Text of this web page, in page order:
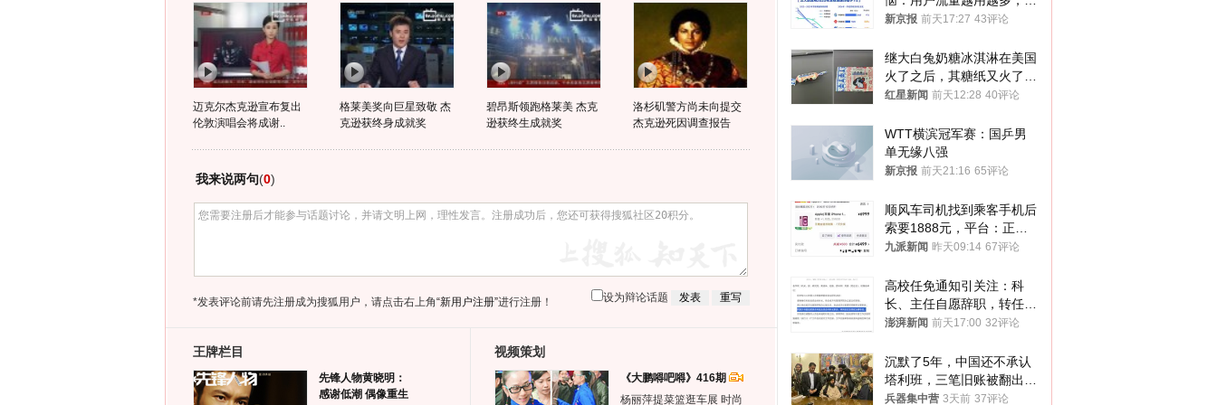
迈克尔杰克逊宣布复出
伦敦演唱会将成谢..
格莱美奖向巨星致敬 杰
克逊获终身成就奖
碧昂斯领跑格莱美 杰克
逊获终生成就奖
洛杉矶警方尚未向提交
杰克逊死因调查报告
我来说两句(0)
*发表评论前请先注册成为搜狐用户，请点击右上角“新用户注册”进行注册！ 设为辩论话题
王牌栏目
先锋人物黄晓明：
感谢低潮 偶像重生
视频策划
《大鹏嘚吧嘚》416期
杨丽萍提菜篮逛车展 时尚
入却越来越少
新京报 前天17:27 43评论
继大白兔奶糖冰淇淋在美国
火了之后，其糖纸又火了！
海外博主盛赞：平面设计经
红星新闻 前天12:28 40评论
WTT横滨冠军赛：国乒男
单无缘八强
新京报 前天21:16 65评论
顺风车司机找到乘客手机后
索要1888元，平台：正和
司机沟通协商
九派新闻 昨天09:14 67评论
高校任免通知引关注：科
长、主任自愿辞职，转任思
政辅导员
澎湃新闻 前天17:00 32评论
沉默了5年，中国还不承认
塔利班，三笔旧账被翻出，
最大风险出现
兵器集中营 3天前 37评论